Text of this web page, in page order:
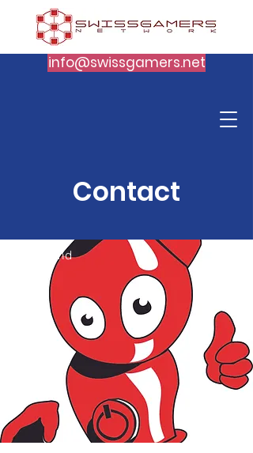
info@swissgamers.net
Contact
Switzerland